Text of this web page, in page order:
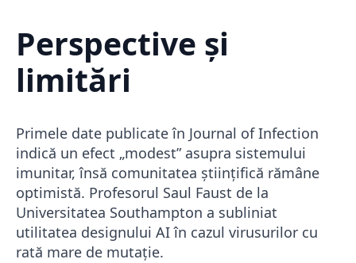
Perspective și
limitări
Primele date publicate în Journal of Infection
indică un efect „modest” asupra sistemului
imunitar, însă comunitatea științifică rămâne
optimistă. Profesorul Saul Faust de la
Universitatea Southampton a subliniat
utilitatea designului AI în cazul virusurilor cu
rată mare de mutație.